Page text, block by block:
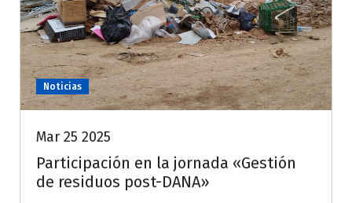
Noticias
Mar 25 2025
Participación en la jornada «Gestión
de residuos post-DANA»